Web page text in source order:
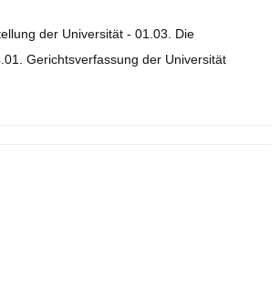
der Universität - 01.03. Die
Gerichtsverfassung der Universität